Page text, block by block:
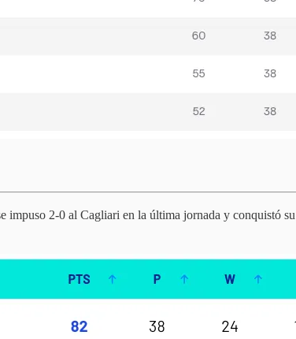
impuso 2-0 al Cagliari en la última jornada y conquistó su